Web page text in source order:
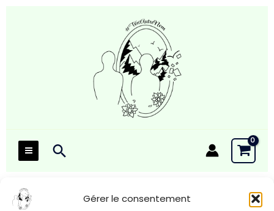
Gérer le consentement
Rechercher